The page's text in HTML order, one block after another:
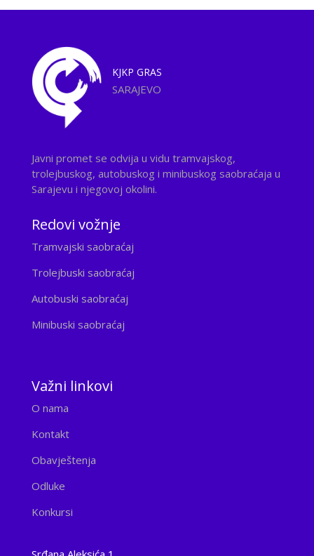
KJKP GRAS
SARAJEVO
Javni promet se odvija u vidu tramvajskog,
trolejbuskog, autobuskog i minibuskog saobraćaja u
Sarajevu i njegovoj okolini.
Redovi vožnje
Tramvajski saobraćaj
Trolejbuski saobraćaj
Autobuski saobraćaj
Minibuski saobraćaj
Važni linkovi
O nama
Kontakt
Obavještenja
Odluke
Konkursi